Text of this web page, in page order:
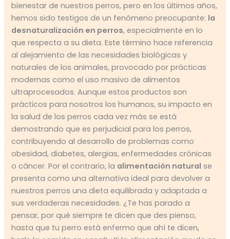
bienestar de nuestros perros, pero en los últimos años,
hemos sido testigos de un fenómeno preocupante: la
desnaturalización en perros, especialmente en lo
que respecta a su dieta. Este término hace referencia
al alejamiento de las necesidades biológicas y
naturales de los animales, provocado por prácticas
modernas como el uso masivo de alimentos
ultraprocesados. Aunque estos productos son
prácticos para nosotros los humanos, su impacto en
la salud de los perros cada vez más se está
demostrando que es perjudicial para los perros,
contribuyendo al desarrollo de problemas como
obesidad, diabetes, alergias, enfermedades crónicas
o cáncer. Por el contrario, la alimentación natural se
presenta como una alternativa ideal para devolver a
nuestros perros una dieta equilibrada y adaptada a
sus verdaderas necesidades. ¿Te has parado a
pensar, por qué siempre te dicen que des pienso,
hasta que tu perro está enfermo que ahí te dicen,